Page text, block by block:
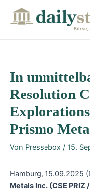
Börse,
In
Resolution
Prismo
Von Pressebox / 15.
Hamburg, 15.09.2025
Metals Inc. (CSE PRIZ